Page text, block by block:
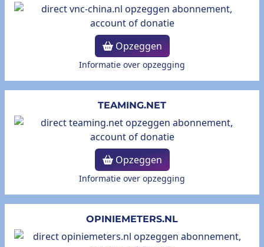
Opzeggen
Informatie over opzegging
TEAMING.NET
Opzeggen
Informatie over opzegging
OPINIEMETERS.NL